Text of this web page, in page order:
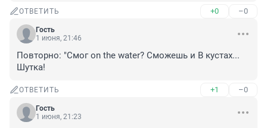
ОТВЕТИТЬ +0 –0
Гость
1 июня, 21:46
Повторно: "Смог on the water? Сможешь и В кустах...
Шутка!
ОТВЕТИТЬ +1 –0
Гость
1 июня, 21:23